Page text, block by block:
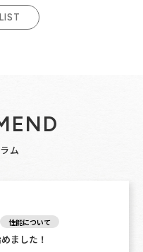
ム
性能について
ました！